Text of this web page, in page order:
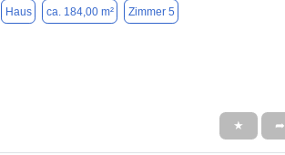
Haus ca. 184,00 m² Zimmer 5
★ ➦